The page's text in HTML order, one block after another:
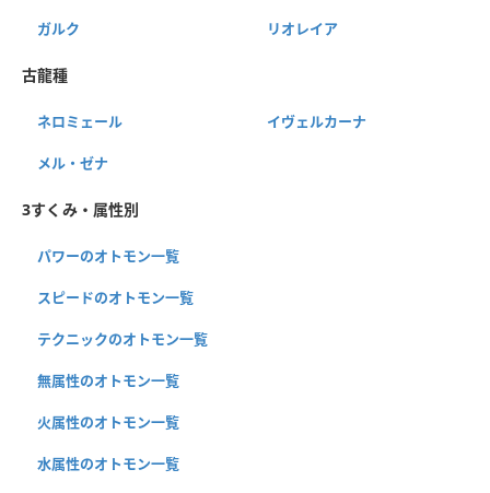
ガルク リオレイア
古龍種
ネロミェール イヴェルカーナ
メル・ゼナ
3すくみ・属性別
パワーのオトモン一覧
スピードのオトモン一覧
テクニックのオトモン一覧
無属性のオトモン一覧
火属性のオトモン一覧
水属性のオトモン一覧